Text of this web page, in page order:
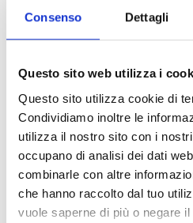
Consenso Dettagli
Questo sito web utilizza i
Questo sito utilizza cookie di
Condividiamo inoltre le
utilizza il nostro sito con i
occupano di analisi dei dati
combinarle con altre
che hanno raccolto dal tuo
vuole saperne di più o negare
00474840352, AR/S
COOPERATIVA (mandante), con
01249610351 e Ing. SILVIA
legale in Via Sancti Spiritus, 31
C.F. MRZSLV94L50D037E –
concorrente che ha conseguito
complessivo, pari a 93,23 punti
Allegati